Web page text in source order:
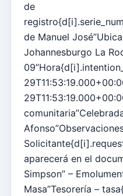
Nochevieja
Documentos individuales
Transferencias
Sesiones
Informes
Agregar nuevo grupo
Lista de grupos/
Acceso a Kyrios para
Arquivo
de
de Manuel
Johannesburgo La
aparecerá en el
Simpson” –
Masa”Tesorería –